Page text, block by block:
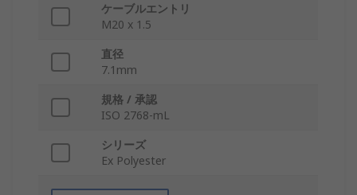
ケーブルエントリ
M20 x 1.5
直径
7.1mm
規格 / 承認
ISO 2768-mL
シリーズ
Ex Polyester